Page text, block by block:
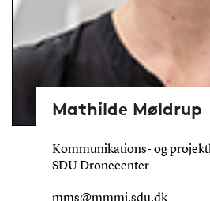
Mathilde Møldrup
Kommunikations- og
SDU Dronecenter
mms@mmmi.sdu.dk